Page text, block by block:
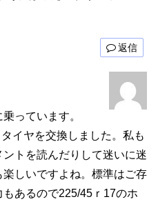
返信
っています。
イヤを交換しました。私も
トを読んだりして迷いに迷
しいですよね。標準はご存
あるので225/45ｒ17のホ